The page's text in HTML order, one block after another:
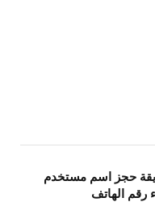
حجز اسم مستخدم
رقم الهاتف